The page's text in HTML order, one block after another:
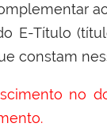
E-Título
constam
no